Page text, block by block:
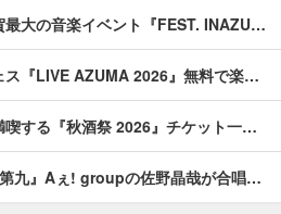
最大の音楽イベント『FEST. INAZU…
ス『LIVE AZUMA 2026』無料で楽…
喫する『秋酒祭 2026』チケット一…
第九』Aぇ! groupの佐野晶哉が合唱…